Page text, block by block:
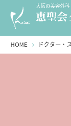
大阪の美容外科
HOME ドクター・